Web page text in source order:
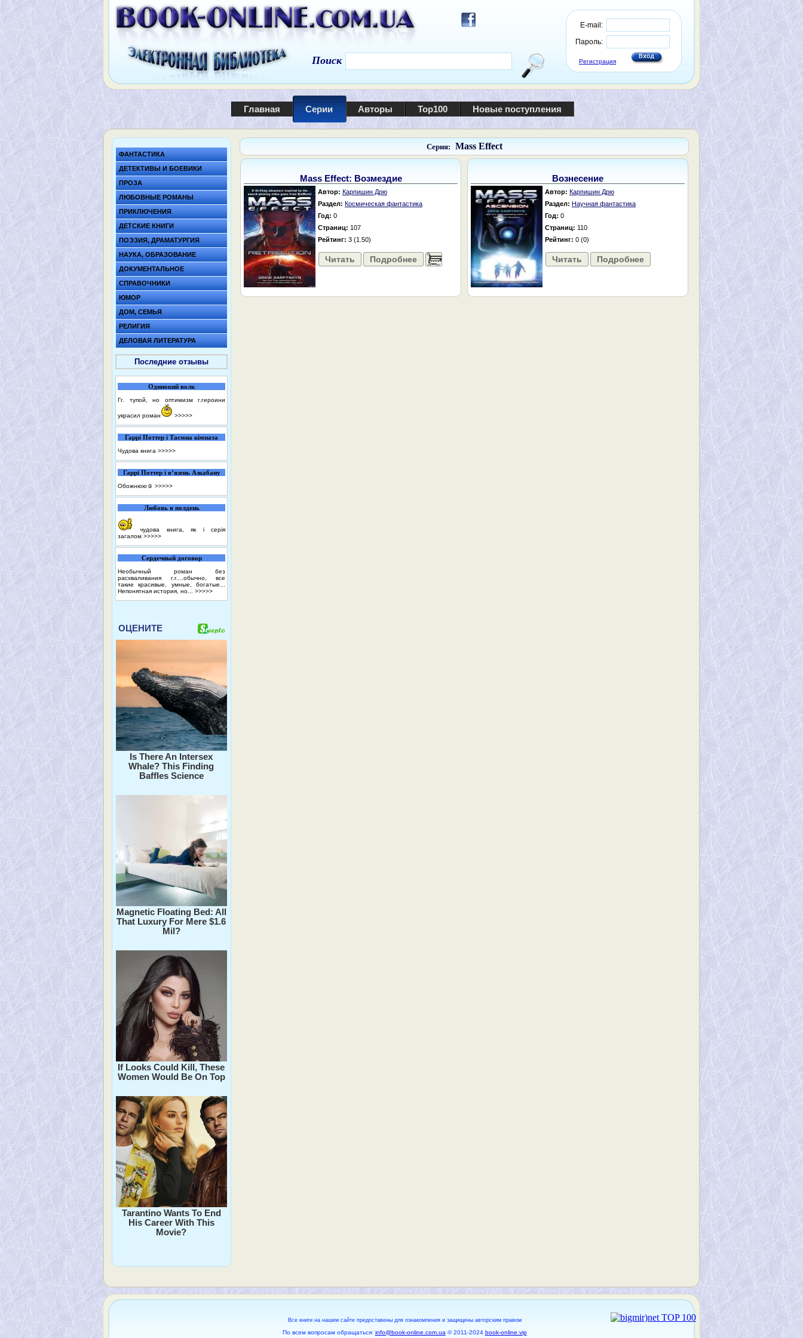
E-mail:
Пароль:
Регистрация
Поиск
Главная Серии Авторы Top100 Новые поступления
ФАНТАСТИКА
ДЕТЕКТИВЫ И БОЕВИКИ
ПРОЗА
ЛЮБОВНЫЕ РОМАНЫ
ПРИКЛЮЧЕНИЯ
ДЕТСКИЕ КНИГИ
ПОЭЗИЯ, ДРАМАТУРГИЯ
НАУКА, ОБРАЗОВАНИЕ
ДОКУМЕНТАЛЬНОЕ
СПРАВОЧНИКИ
ЮМОР
ДОМ, СЕМЬЯ
РЕЛИГИЯ
ДЕЛОВАЯ ЛИТЕРАТУРА
Последние отзывы
Одинокий волк
Гг. тупой, но оптимизм г.героини
украсил роман >>>>>
Гаррі Поттер і Таємна кімната
Чудова книга >>>>>
Гаррі Поттер і в’язень Азкабану
Обожнюю☺️ >>>>>
Любовь в полдень
чудова книга, як і серія
загалом >>>>>
Сердечный договор
Необычный роман без
расхваливания г.г....обычно, все
такие красивые, умные, богатые...
Непонятная история, но... >>>>>
ОЦЕНИТЕ
Is There An Intersex
Whale? This Finding
Baffles Science
Magnetic Floating Bed: All
That Luxury For Mere $1.6
Mil?
If Looks Could Kill, These
Women Would Be On Top
Tarantino Wants To End
His Career With This
Movie?
Серия: Mass Effect
Mass Effect: Возмездие
Автор: Карпишин Дрю
Раздел: Космическая фантастика
Год: 0
Страниц: 107
Рейтинг: 3 (1.50)
Читать Подробнее ......
Вознесение
Автор: Карпишин Дрю
Раздел: Научная фантастика
Год: 0
Страниц: 110
Рейтинг: 0 (0)
Читать Подробнее
Все книги на нашем сайте предоставены для ознакомления и защищены авторским правом
По всем вопросам обращаться: info@book-online.com.ua © 2011-2024 book-online.vip